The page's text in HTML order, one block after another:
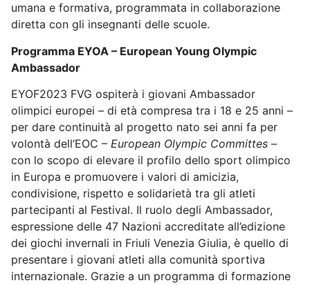
umana e formativa, programmata in collaborazione
diretta con gli insegnanti delle scuole.
Programma EYOA – European Young Olympic
Ambassador
EYOF2023 FVG ospiterà i giovani Ambassador
olimpici europei – di età compresa tra i 18 e 25 anni –
per dare continuità al progetto nato sei anni fa per
volontà dell’EOC – European Olympic Committes –
con lo scopo di elevare il profilo dello sport olimpico
in Europa e promuovere i valori di amicizia,
condivisione, rispetto e solidarietà tra gli atleti
partecipanti al Festival. Il ruolo degli Ambassador,
espressione delle 47 Nazioni accreditate all’edizione
dei giochi invernali in Friuli Venezia Giulia, è quello di
presentare i giovani atleti alla comunità sportiva
internazionale. Grazie a un programma di formazione